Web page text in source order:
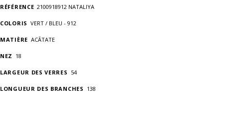
RÉFÉRENCE 2100918912 NATALIYA
COLORIS VERT / BLEU - 912
MATIÈRE ACÃTATE
NEZ 18
LARGEUR DES VERRES 54
LONGUEUR DES BRANCHES 138